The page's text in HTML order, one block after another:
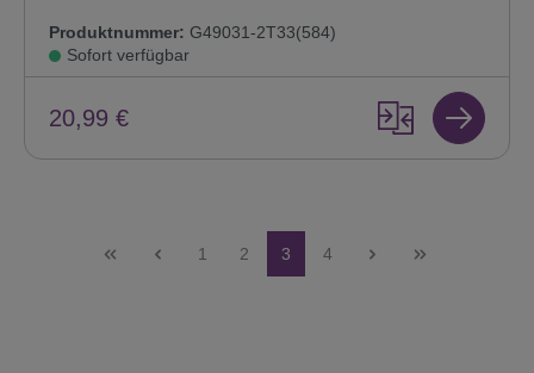
Produktnummer: G49031-2T33(584)
Sofort verfügbar
20,99 €
Seite
1 Seite
2 Seite
3 Seite
4